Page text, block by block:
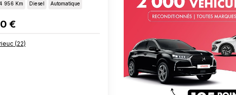
956 Km Diesel Automatique
€
(22)